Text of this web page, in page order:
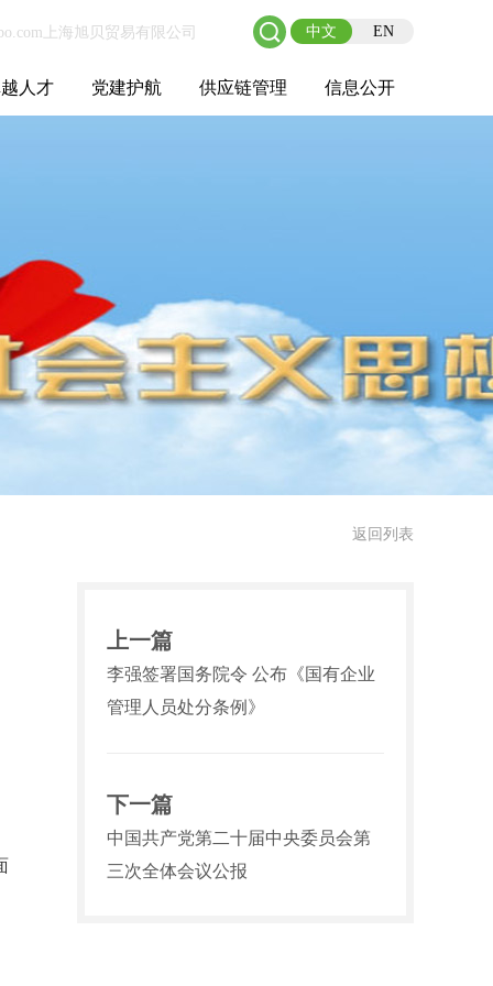
中文 EN
人才 党建护航 供应链管理 信息公开
返回列表
上一篇
李强签署国务院令 公布《国有企业
管理人员处分条例》
下一篇
中国共产党第二十届中央委员会第
三次全体会议公报